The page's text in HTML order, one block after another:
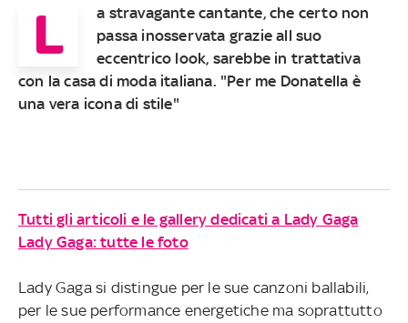
L
a stravagante cantante, che certo non
passa inosservata grazie all suo
eccentrico look, sarebbe in trattativa
con la casa di moda italiana. "Per me Donatella è
una vera icona di stile"
Tutti gli articoli e le gallery dedicati a Lady Gaga
Lady Gaga: tutte le foto
Lady Gaga si distingue per le sue canzoni ballabili,
per le sue performance energetiche ma soprattutto